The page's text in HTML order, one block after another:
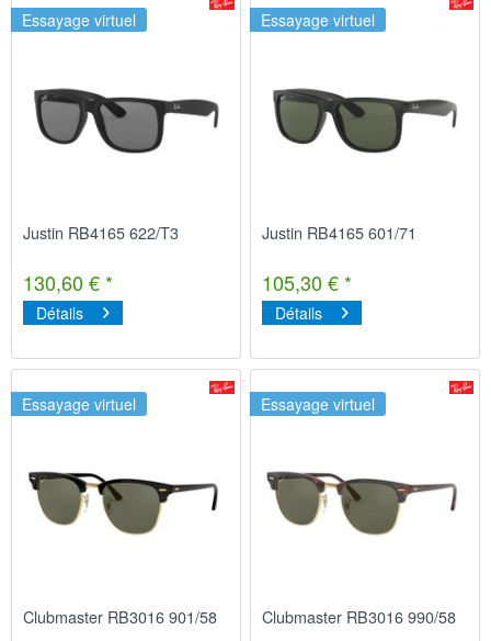
Essayage virtuel
Justin RB4165 622/T3
130,60 € *
Détails
Essayage virtuel
Justin RB4165 601/71
105,30 € *
Détails
Essayage virtuel
Clubmaster RB3016 901/58
Essayage virtuel
Clubmaster RB3016 990/58